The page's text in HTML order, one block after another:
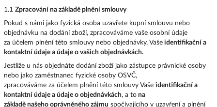
1.1 Zpracování na základě plnění smlouvy
Pokud s námi jako fyzická osoba uzavřete kupní smlouvu nebo
objednávku na dodání zboží, zpracováváme vaše osobní údaje
za účelem plnění této smlouvy nebo objednávky, Vaše identifikační a
kontaktní údaje a údaje o vašich objednávkách.
Jestliže u nás objednáte dodání zboží jako zástupce právnické osoby
nebo jako zaměstnanec fyzické osoby OSVČ,
zpracováváme za účelem plnění této smlouvy Vaše identifikační a
kontaktní údaje a údaje o objednávkách, a to na
základě našeho oprávněného zájmu spočívajícího v uzavření a plnění